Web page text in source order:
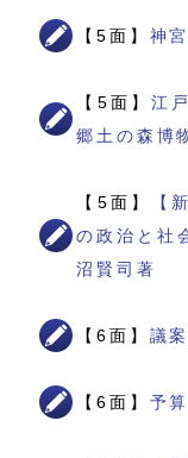
【5面】 神
【5面】江
郷土の森博
【5面】
【
の政治と
沼賢司著
【6面】 議
【6面】 予